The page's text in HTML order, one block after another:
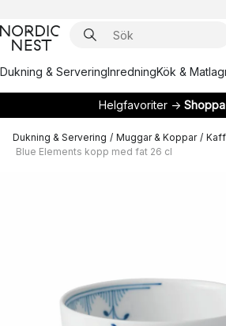
Dukning & ServeringInredningKök &
Helgfavoriter →
Dukning & Servering / Muggar & Koppar /
Blue Elements kopp med fat 26 cl